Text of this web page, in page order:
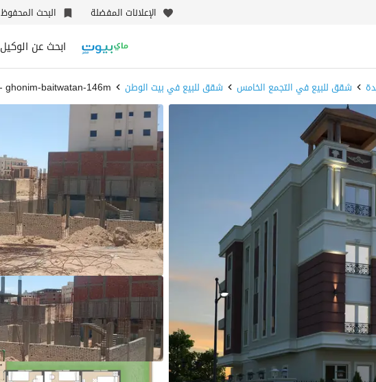
الإعلانات المفضلة البحث المحفوظ
ابحث عن الوكيل
شقق للبيع في التجمع الخامس شقق للبيع في بيت الوطن ghonim-baitwatan-146m - بيوت